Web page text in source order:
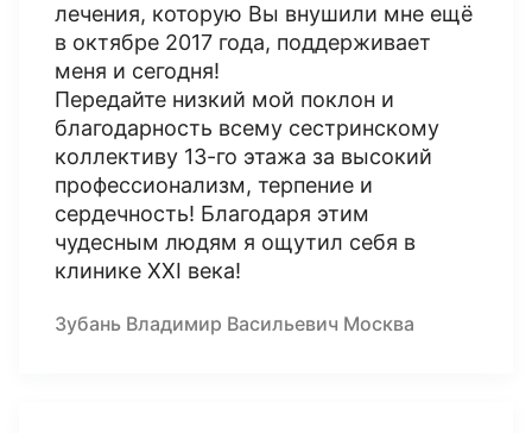
лечения, которую Вы внушили мне ещё
в октябре 2017 года, поддерживает
меня и сегодня!
Передайте низкий мой поклон и
благодарность всему сестринскому
коллективу 13-го этажа за высокий
профессионализм, терпение и
сердечность! Благодаря этим
чудесным людям я ощутил себя в
клинике XXI века!
Зубань Владимир Васильевич Москва